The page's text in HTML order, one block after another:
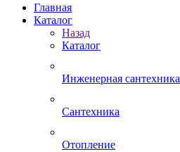
Главная
Каталог
Назад
Каталог
Инженерная сантехника
Сантехника
Отопление